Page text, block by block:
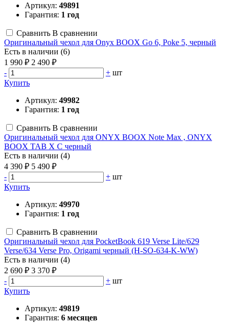
Артикул: 49891
Гарантия: 1 год
Сравнить В сравнении
Оригинальный чехол для Onyx BOOX Go 6, Poke 5, черный
Есть в наличии (6)
1 990 ₽ 2 490 ₽
-
+ шт
Купить
Артикул: 49982
Гарантия: 1 год
Сравнить В сравнении
Оригинальный чехол для ONYX BOOX Note Max , ONYX
BOOX TAB X C черный
Есть в наличии (4)
4 390 ₽ 5 490 ₽
-
+ шт
Купить
Артикул: 49970
Гарантия: 1 год
Сравнить В сравнении
Оригинальный чехол для PocketBook 619 Verse Lite/629
Verse/634 Verse Pro, Origami черный (H-SO-634-K-WW)
Есть в наличии (4)
2 690 ₽ 3 370 ₽
-
+ шт
Купить
Артикул: 49819
Гарантия: 6 месяцев